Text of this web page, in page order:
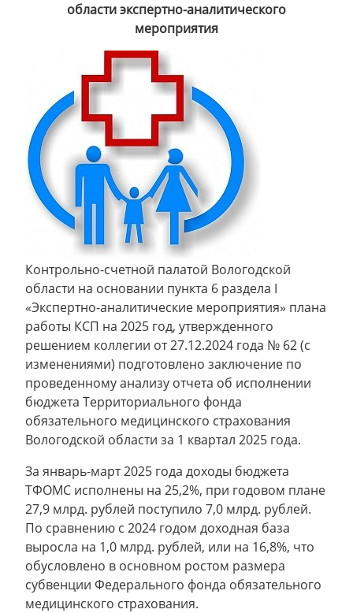
области экспертно-аналитического
мероприятия
Контрольно-счетной палатой Вологодской
области на основании пункта 6 раздела I
«Экспертно-аналитические мероприятия» плана
работы КСП на 2025 год, утвержденного
решением коллегии от 27.12.2024 года № 62 (с
изменениями) подготовлено заключение по
проведенному анализу отчета об исполнении
бюджета Территориального фонда
обязательного медицинского страхования
Вологодской области за 1 квартал 2025 года.
За январь-март 2025 года доходы бюджета
ТФОМС исполнены на 25,2%, при годовом плане
27,9 млрд. рублей поступило 7,0 млрд. рублей.
По сравнению с 2024 годом доходная база
выросла на 1,0 млрд. рублей, или на 16,8%, что
обусловлено в основном ростом размера
субвенции Федерального фонда обязательного
медицинского страхования.